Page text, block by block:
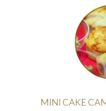
MINI CAKE